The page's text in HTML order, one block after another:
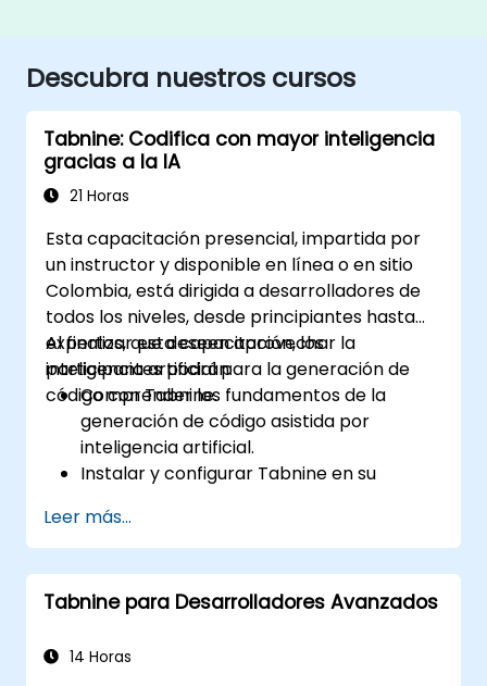
Descubra nuestros cursos
Tabnine: Codifica con mayor inteligencia
gracias a la IA
21 Horas
Esta capacitación presencial, impartida por
un instructor y disponible en línea o en sitio
Colombia, está dirigida a desarrolladores de
todos los niveles, desde principiantes hasta
expertos, que deseen aprovechar la
inteligencia artificial para la generación de
código con Tabnine.
Al finalizar esta capacitación, los
participantes podrán:
Comprender los fundamentos de la
generación de código asistida por
inteligencia artificial.
Instalar y configurar Tabnine en su
Aprovechar Tabnine para completar
código de manera eficiente y corregir
errores.
Crear y entrenar modelos de inteligencia
tareas especializadas.
Leer más...
Tabnine para Desarrolladores Avanzados
14 Horas